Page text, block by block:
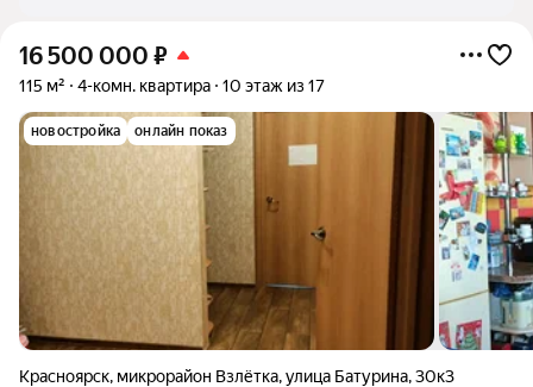
16 500 000 ₽
115 м² 4-комн. квартира 10 этаж из 17
новостройка онлайн показ
Красноярск, микрорайон Взлётка,улица Батурина,30к3